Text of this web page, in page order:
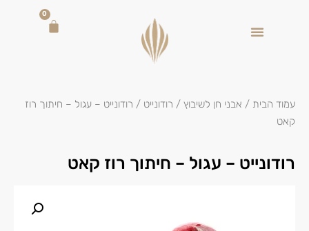
0
עמוד הבית / אבני חן לשיבוץ / רודונייט / רודונייט – עגול – חיתוך רוז
קאט
רודונייט – עגול – חיתוך רוז קאט